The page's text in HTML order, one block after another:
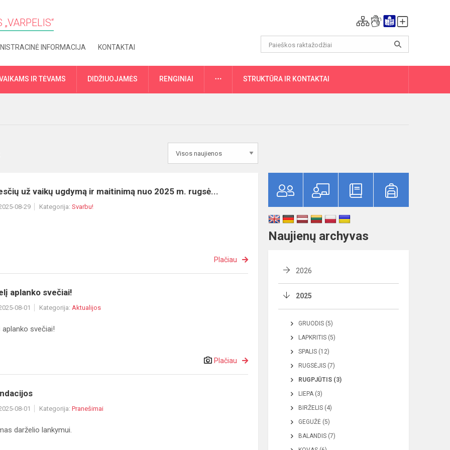
INFORMACIJA KONTAKTAI
IR TĖVAMS DIDŽIUOJAMĖS RENGINIAI DAUGIAUSTRUKTŪRA IR KONTAKTAI
už vaikų ugdymą ir maitinimą nuo 2025 m. rugsė...
08-29 Kategorija: Svarbu!
Plačiau
aplanko svečiai!
08-01 Kategorija: Aktualijos
aplanko svečiai!
Plačiau
08-01 Kategorija: Pranešimai
darželio lankymui.
Naujienų archyvas
2026
2025
GRUODIS (5)
LAPKRITIS (5)
SPALIS (12)
RUGSĖJIS (7)
RUGPJŪTIS (3)
LIEPA (3)
BIRŽELIS (4)
GEGUŽĖ (5)
BALANDIS (7)